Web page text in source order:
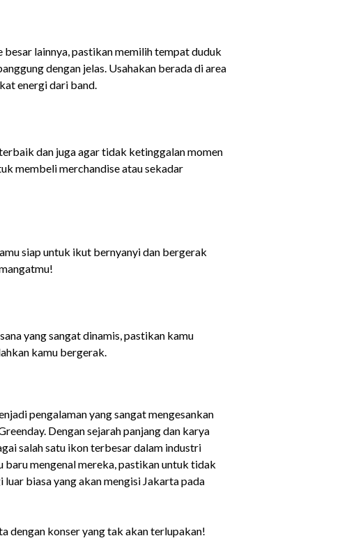
lainnya, pastikan memilih tempat duduk
dengan jelas. Usahakan berada di area
energi dari band.
dan juga agar tidak ketinggalan momen
membeli merchandise atau sekadar
siap untuk ikut bernyanyi dan bergerak
yang sangat dinamis, pastikan kamu
kamu bergerak.
pengalaman yang sangat mengesankan
Dengan sejarah panjang dan karya
salah satu ikon terbesar dalam industri
baru mengenal mereka, pastikan untuk tidak
biasa yang akan mengisi Jakarta pada
dengan konser yang tak akan terlupakan!